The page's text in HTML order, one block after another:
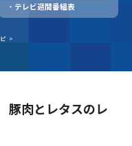
テレビ週間番組表
>
肉とレタスのレ